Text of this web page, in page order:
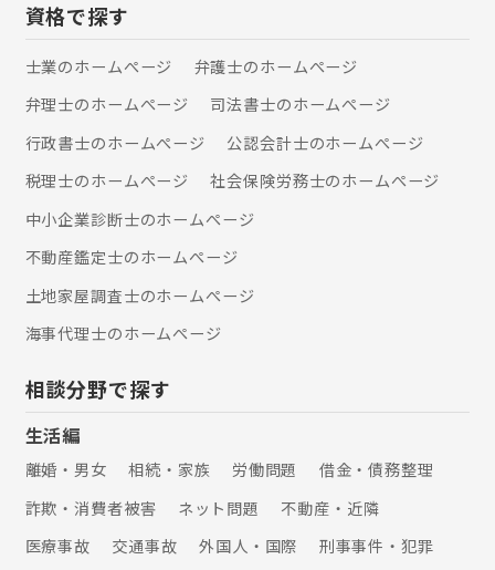
続税申告が必要である場合や、相続し
た不動産を売却したい場合、当事務所
がお客様の窓口となり、芦屋市内の税
理士や不動産会社に手続きを依頼する
一つの窓口で対応できるよう、各種専
門家と連携して対応させていただきま
士、AFP （一社）日本財産管理協会
ポート 会員
資格で探す
士業のホームぺージ
弁護士のホームぺージ
弁理士のホームぺージ
司法書士のホームぺージ
行政書士のホームぺージ
公認会計士のホームぺージ
税理士のホームぺージ
社会保険労務士のホームぺージ
中小企業診断士のホームぺージ
不動産鑑定士のホームぺージ
土地家屋調査士のホームぺージ
海事代理士のホームぺージ
相談分野で探す
生活編
離婚・男女 相続・家族 労働問題
借金・債務整理
詐欺・消費者被害
ネット問題
不動産・近隣
医療事故
交通事故 外国人・国際
刑事事件・犯罪